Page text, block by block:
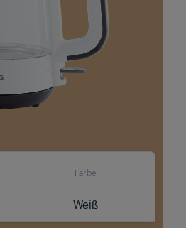
Farbe
Weiß